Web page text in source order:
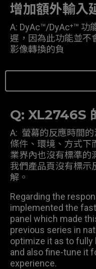
增加額外輸
A: DyAc™/DyAc⁺™ 功
遲，因為此功能並不
影像轉換的負
Q: XL2746S
A: 螢幕的反應時間
條件、環境、方式下
業界內也沒有標準的
我們產品頁沒有標示
解。
Regarding the
implemented the
panel which made
previous series in
optimize it as to fully
and also fine-tune it
experience.